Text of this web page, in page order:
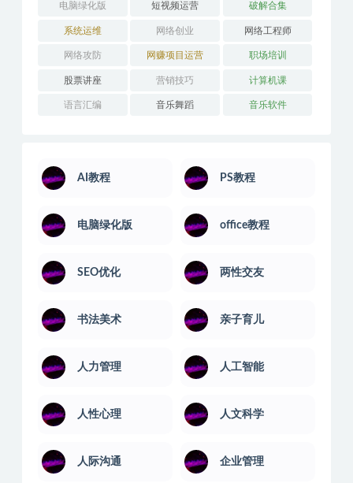
电脑绿化版 短视频运营 破解合集
系统运维 网络创业 网络工程师
网络攻防 网赚项目运营 职场培训
股票讲座 营销技巧 计算机课
语言汇编 音乐舞蹈 音乐软件
AI教程 PS教程
电脑绿化版 office教程
SEO优化 两性交友
书法美术 亲子育儿
人力管理 人工智能
人性心理 人文科学
人际沟通 企业管理